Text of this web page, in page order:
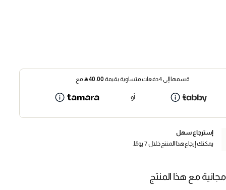
قسمها إلى 4 دفعات متساوية بقيمة 40.00
⃁ مع
أو
إسترجاع سهل
يمكنك إرجاع هذا المنتج خلال 7 يومًا.
مع هذا المنتج